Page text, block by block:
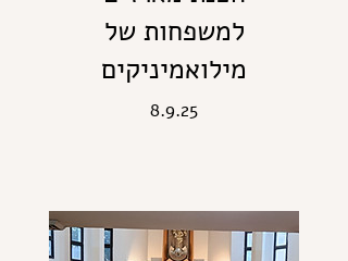
למשפחות של
מילואמיניקים
8.9.25